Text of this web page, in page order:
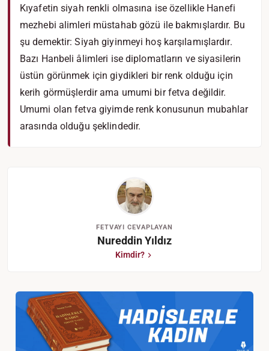
Kıyafetin siyah renkli olmasına ise özellikle Hanefi
mezhebi alimleri müstahab gözü ile bakmışlardır. Bu
şu demektir: Siyah giyinmeyi hoş karşılamışlardır.
Bazı Hanbeli âlimleri ise diplomatların ve siyasilerin
üstün görünmek için giydikleri bir renk olduğu için
kerih görmüşlerdir ama umumi bir fetva değildir.
Umumi olan fetva giyimde renk konusunun mubahlar
arasında olduğu şeklindedir.
FETVAYI CEVAPLAYAN
Nureddin Yıldız
Kimdir?